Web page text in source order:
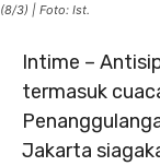
(8/3) | Foto: Ist.
Intime –
termasuk
Jakarta